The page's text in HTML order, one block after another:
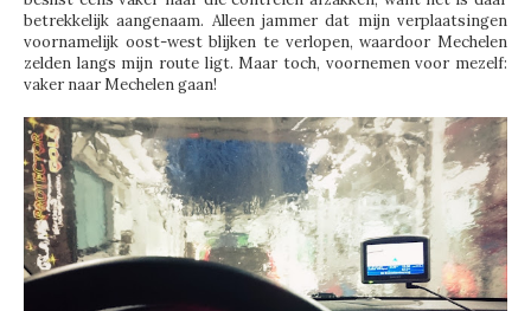
betrekkelijk aangenaam. Alleen jammer dat mijn verplaatsingen
voornamelijk oost-west blijken te verlopen, waardoor Mechelen
zelden langs mijn route ligt. Maar toch, voornemen voor mezelf:
vaker naar Mechelen gaan!